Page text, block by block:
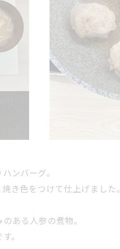
ンバーグ。
き色をつけて仕上げました。
ある人参の煮物。
。